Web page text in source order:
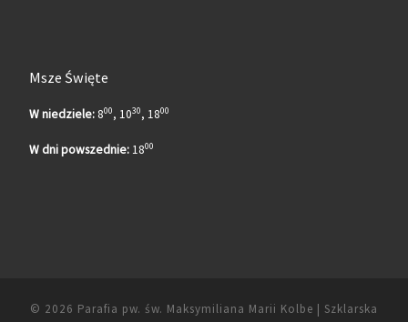
Msze Święte
W niedziele: 800, 1030, 1800
W dni powszednie:1800
© 2026 Parafia pw. św. Maksymiliana Marii Kolbe | Szklarska